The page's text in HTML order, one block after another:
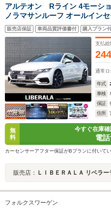
イト LEDヘッドラン
プ ヘッドライトウォ
ッシャー スマートキ
ー
ン
チア
ト
リア
アルテオン Rライン 4モーシ
ノラマサンルーフ オールイン
席パワーシート パワーリアゲ
ACC プリクラッシュブレーキ
ーカメラ 純正20インチAW
販売店保証 車両品質評価書付 購入プラン
支払総
通常ロ
年式
車検
保証
住所
無
料
今すぐ在庫
電
カーセンサーアフター保証がBプランに付いて
販売店： ＬＩＢＥＲＡＬＡ リベラー
フォルクスワーゲン